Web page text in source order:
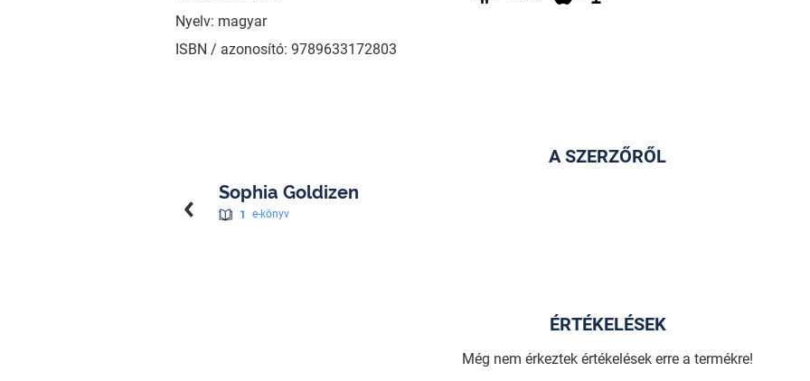
Nyelv: magyar
ISBN / azonosító: 9789633172803
A SZERZŐRŐL
Sophia Goldizen
1 e-könyv
ÉRTÉKELÉSEK
Még nem érkeztek értékelések erre a termékre!